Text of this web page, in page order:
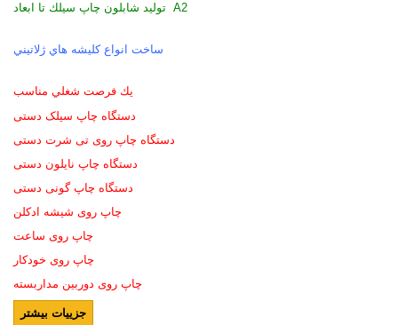
توليد شابلون چاپ سيلك تا ابعاد A2
ساخت انواع كليشه هاي ژلاتيني
يك فرصت شغلي مناسب
دستگاه چاپ سیلک دستی
دستگاه چاپ روی تی شرت دستی
دستگاه چاپ نایلون دستی
دستگاه چاپ گونی دستی
چاپ روی شیشه ادکلن
چاپ روی ساعت
چاپ روی خودکار
چاپ روی دوربین مداربسته
جزییات بیشتر